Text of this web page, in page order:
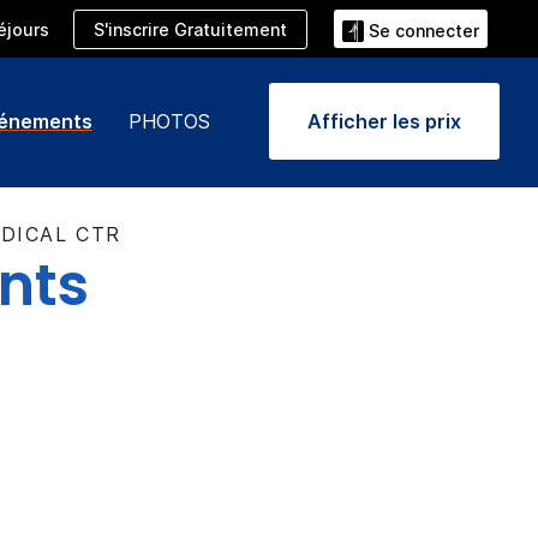
S'inscrire Gratuitement Se connecter
PHOTOS Afficher les prix
CTR